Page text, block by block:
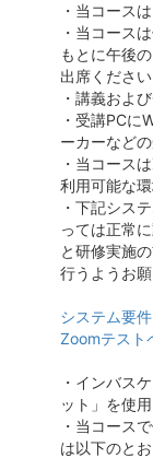
・当コース
・当コース
もとに午後
出席ください
・講義およ
・受講PCに
ーカーなど
・当コース
利用可能な
・下記シス
っては正常
と研修実施
行うようお願
システム要件
Zoomテスト
・インバス
ット」を使用
・当コース
は以下のと